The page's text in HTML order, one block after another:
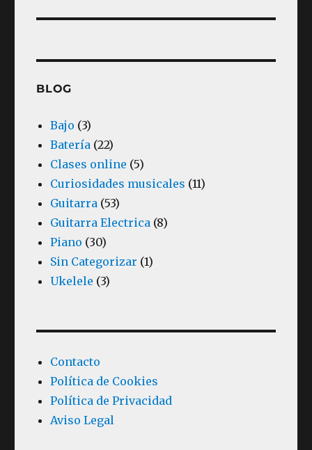
BLOG
Bajo (3)
Batería (22)
Clases online (5)
Curiosidades musicales (11)
Guitarra (53)
Guitarra Electrica (8)
Piano (30)
Sin Categorizar (1)
Ukelele (3)
Contacto
Política de Cookies
Política de Privacidad
Aviso Legal